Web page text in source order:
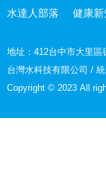
水達人部落 健康新
地址： 412台中市大里區
台灣水科技有限公司 /
Copyright © 2023 All